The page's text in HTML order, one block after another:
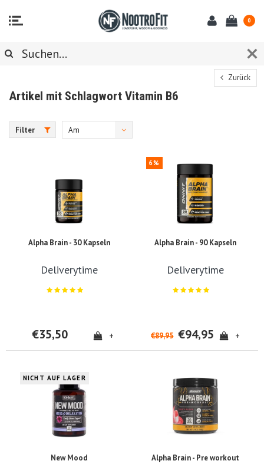
0
Zurück
Artikel mit Schlagwort Vitamin B6
Filter
Am
Alpha Brain - 30 Kapseln
Deliverytime
€35,50 +
6%
Alpha Brain - 90 Kapseln
Deliverytime
€89,95 €94,95 +
NICHT AUF LAGER
New Mood Alpha Brain - Pre workout